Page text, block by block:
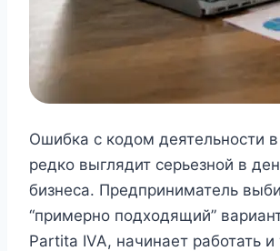
Ошибка с кодом деятельности
редко выглядит серьезной в
бизнеса. Предприниматель
“примерно подходящий”
Partita IVA, начинает работать и